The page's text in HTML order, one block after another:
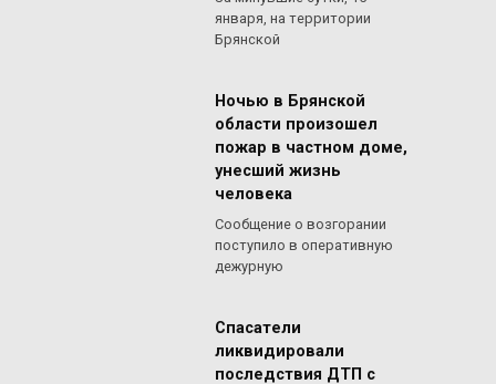
января, на территории
Брянской
Ночью в Брянской
области произошел
пожар в частном доме,
унесший жизнь
человека
Сообщение о возгорании
поступило в оперативную
дежурную
Спасатели
ликвидировали
последствия ДТП с